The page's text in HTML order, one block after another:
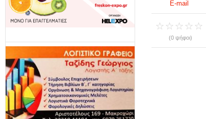
E-mail
(0 ψήφοι)